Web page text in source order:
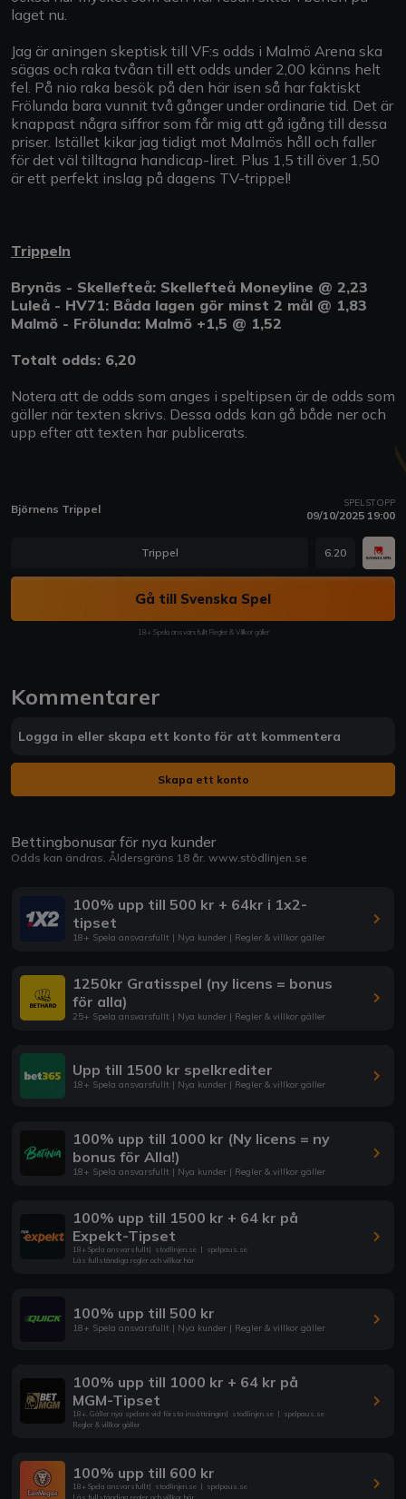
laget nu.
Jag är aningen skeptisk till VF:s odds i Malmö Arena ska
sägas och raka tvåan till ett odds under 2,00 känns helt
fel. På nio raka besök på den här isen så har faktiskt
Frölunda bara vunnit två gånger under ordinarie tid. Det är
knappast några siffror som får mig att gå igång till dessa
priser. Istället kikar jag tidigt mot Malmös håll och faller
för det väl tilltagna handicap-liret. Plus 1,5 till över 1,50
är ett perfekt inslag på dagens TV-trippel!
Trippeln
Brynäs - Skellefteå: Skellefteå Moneyline @ 2,23
Luleå - HV71: Båda lagen gör minst 2 mål @ 1,83
Malmö - Frölunda: Malmö +1,5 @ 1,52
Totalt odds: 6,20
Notera att de odds som anges i speltipsen är de odds som
gäller när texten skrivs. Dessa odds kan gå både ner och
upp efter att texten har publicerats.
Björnens Trippel SPELSTOPP
09/10/2025 19:00
Trippel 6.20
Gå till Svenska Spel
18+ Spela ansvarsfullt Regler & Villkor gäller
Kommentarer
Logga in eller skapa ett konto för att kommentera
Skapa ett konto
Bettingbonusar för nya kunder
Odds kan ändras. Åldersgräns 18 år. www.stödlinjen.se
100% upp till 500 kr + 64kr i 1x2-
tipset
18+ Spela ansvarsfullt | Nya kunder | Regler & villkor gäller
1250kr Gratisspel (ny licens = bonus
för alla)
25+ Spela ansvarsfullt | Nya kunder | Regler & villkor gäller
Upp till 1500 kr spelkrediter
18+ Spela ansvarsfullt | Nya kunder | Regler & villkor gäller
100% upp till 1000 kr (Ny licens = ny
bonus för Alla!)
18+ Spela ansvarsfullt | Nya kunder | Regler & villkor gäller
100% upp till 1500 kr + 64 kr på
Expekt-Tipset
18+ Spela ansvarsfullt| stodlinjen.se | spelpaus.se
Läs fullständiga regler och villkor här
100% upp till 500 kr
18+ Spela ansvarsfullt | Nya kunder | Regler & villkor gäller
100% upp till 1000 kr + 64 kr på
MGM-Tipset
18+. Gäller nya spelare vid första insättningen| stodlinjen.se | spelpaus.se
Regler & villkor gäller
100% upp till 600 kr
18+ Spela ansvarsfullt| stodlinjen.se | spelpaus.se